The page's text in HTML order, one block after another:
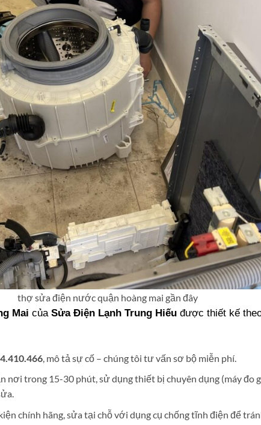
thợ sửa điện nước quận hoàng mai gần đây
Mai của Sửa Điện Lạnh Trung Hiếu được thiết kế
, mô tả sự cố – chúng tôi tư vấn sơ bộ miễn phí.
nơi trong 15-30 phút, sử dụng thiết bị chuyên dụng (máy đo
chính hãng, sửa tại chỗ với dụng cụ chống tĩnh điện để